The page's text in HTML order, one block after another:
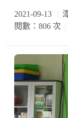
2021-09-13
閱數：806 次